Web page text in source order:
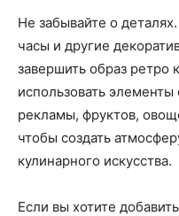
Не забывайте о
часы и другие
завершить образ ретро
использовать
рекламы, фруктов,
чтобы создать
кулинарного искусства.
Если вы хотите